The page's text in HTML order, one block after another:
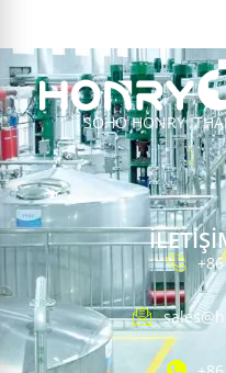
SOHO HONRY